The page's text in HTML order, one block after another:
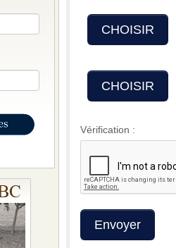
CHOISIR
CHOISIR
Vérification :